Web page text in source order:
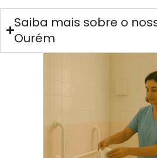
Saiba mais sobre o
Ourém